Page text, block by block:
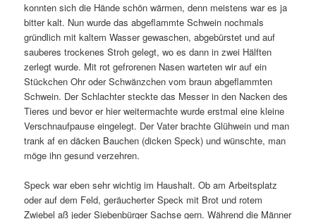
konnten sich die Hände schön wärmen, denn meistens war es ja
bitter kalt. Nun wurde das abgeflammte Schwein nochmals
gründlich mit kaltem Wasser gewaschen, abgebürstet und auf
sauberes trockenes Stroh gelegt, wo es dann in zwei Hälften
zerlegt wurde. Mit rot gefrorenen Nasen warteten wir auf ein
Stückchen Ohr oder Schwänzchen vom braun abgeflammten
Schwein. Der Schlachter steckte das Messer in den Nacken des
Tieres und bevor er hier weitermachte wurde erstmal eine kleine
Verschnaufpause eingelegt. Der Vater brachte Glühwein und man
trank af en däcken Bauchen (dicken Speck) und wünschte, man
möge ihn gesund verzehren.
Speck war eben sehr wichtig im Haushalt. Ob am Arbeitsplatz
oder auf dem Feld, geräucherter Speck mit Brot und rotem
Zwiebel aß jeder Siebenbürger Sachse gern. Während die Männer